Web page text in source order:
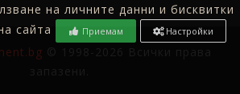
на личните данни и бисквитки
сайта
Приемам Настройки